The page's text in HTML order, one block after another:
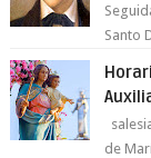
Santo
de